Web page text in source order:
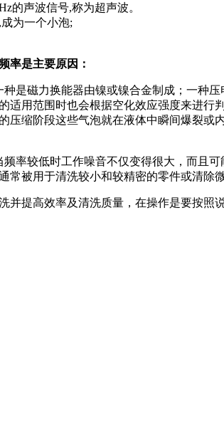
的声波信号,称为超声波。
为一个小泡;
率是主要原因：
是磁力换能器由镍或镍合金制成；一种
用范围时也会根据空化效应强度来进
缩阶段这些气泡就在液体中瞬间爆裂
率较低时工作噪音不仅变得很大，而且
被用于清洗较小和较精密的零件或清除微
提高效率及清洗质量，在操作是要按